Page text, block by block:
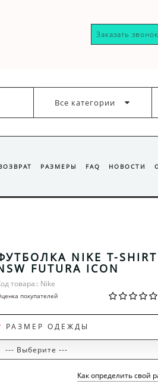
Заказать звонок
Все категории
РАЗМЕРЫ FAQ НОВОСТИ
NIKE T-SHIRT
FUTURA ICON
товара:: Nike
покупателей
РАЗМЕР ОДЕЖДЫ
Как определить свой